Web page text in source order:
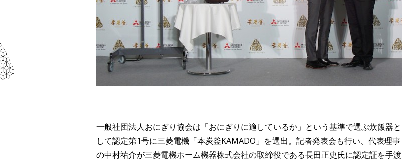
一般社団法人おにぎり協会は「おにぎりに適しているか」という基準で選ぶ炊飯器と
して認定第1号に三菱電機「本炭釜KAMADO」を選出。記者発表会も行い、代表理事
の中村祐介が三菱電機ホーム機器株式会社の取締役である長田正史氏に認定証を手渡